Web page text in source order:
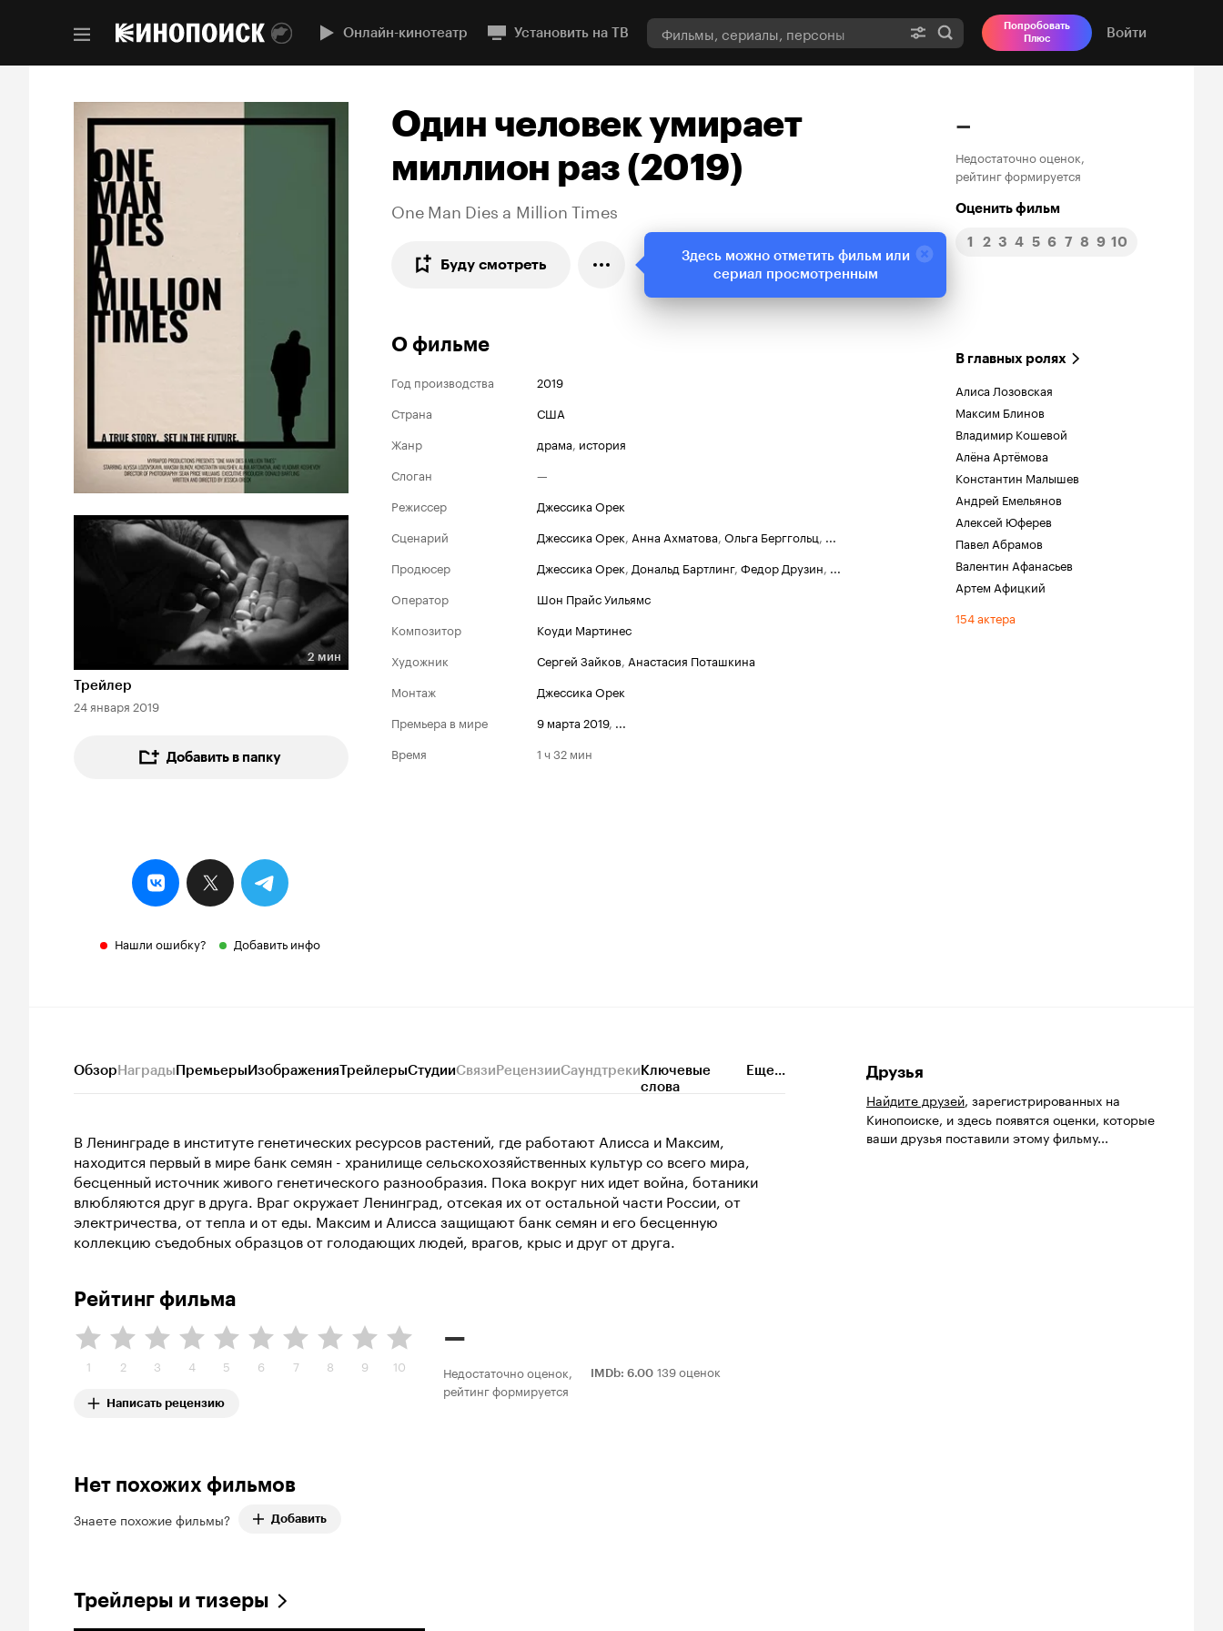
Онлайн-кинотеатр Установить на ТВ
Попробовать
Плюс
Войти
Длительность 2 мин
2 мин
Трейлер
24 января 2019
Добавить в папку
Нашли ошибку? Добавить инфо
Один человек умирает
миллион раз (2019)
One Man Dies a Million Times
Буду смотреть
–
Недостаточно оценок,
рейтинг формируется
Оценить фильм
1 2 3 4 5 6 7 8 9 10
О фильме
Год производства
2019
Страна
США
Жанр
драма, история
Слоган
—
Режиссер
Джессика Орек
Сценарий
Джессика Орек, Анна Ахматова, Ольга Берггольц, ...
Продюсер
Джессика Орек, Дональд Бартлинг, Федор Друзин, ...
Оператор
Шон Прайс Уильямс
Композитор
Коуди Мартинес
Художник
Сергей Зайков, Анастасия Поташкина
Монтаж
Джессика Орек
Премьера в мире
9 марта 2019, ...
Время
1 ч 32 мин
В главных ролях
Алиса Лозовская
Максим Блинов
Владимир Кошевой
Алёна Артёмова
Константин Малышев
Андрей Емельянов
Алексей Юферев
Павел Абрамов
Валентин Афанасьев
Артем Афицкий
154 актера
ОбзорНаградыПремьерыИзображенияТрейлерыСтудииСвязиРецензииСаундтрекиКлючевые
слова
Еще...
В Ленинграде в институте генетических ресурсов растений, где работают Алисса и Максим,
находится первый в мире банк семян - хранилище сельскохозяйственных культур со всего мира,
бесценный источник живого генетического разнообразия. Пока вокруг них идет война, ботаники
влюбляются друг в друга. Враг окружает Ленинград, отсекая их от остальной части России, от
электричества, от тепла и от еды. Максим и Алисса защищают банк семян и его бесценную
коллекцию съедобных образцов от голодающих людей, врагов, крыс и друг от друга.
Рейтинг фильма
1 2 3 4 5 6 7 8 9 10
Написать рецензию
–
Недостаточно оценок,
рейтинг формируется
IMDb: 6.00 139 оценок
Нет похожих фильмов
Знаете похожие фильмы? Добавить
Трейлеры и тизеры
Друзья
Найдите друзей, зарегистрированных на
Кинопоиске, и здесь появятся оценки, которые
ваши друзья поставили этому фильму...
Здесь можно отметить фильм или
сериал просмотренным